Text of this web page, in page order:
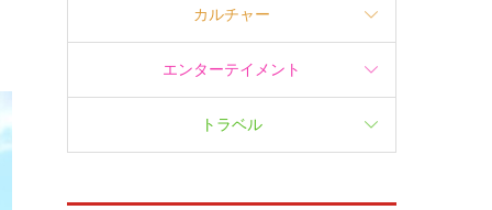
カルチャー
エンターテイメント
トラベル